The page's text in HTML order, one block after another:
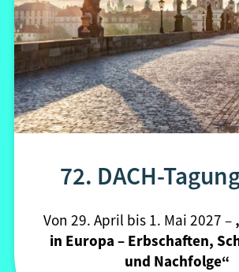
72. DACH-
Von 29. April bis 1. Mai 2027 –
in Europa – Erbschaften,
und Nachfolge“